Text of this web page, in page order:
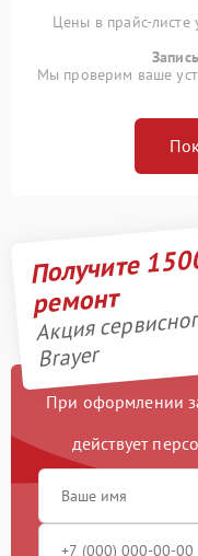
Цены в прайс-листе
Мы проверим ваше
Получите
ремонт
Акция
Brayer
При оформлении
действует